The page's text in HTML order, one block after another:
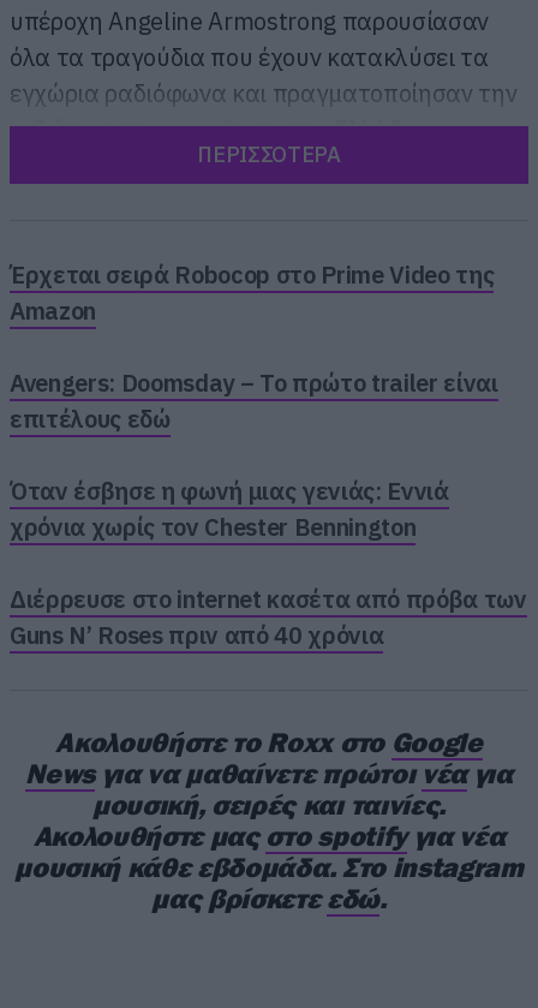
υπέροχη Angeline Armostrong παρουσίασαν
όλα τα τραγούδια που έχουν κατακλύσει τα
εγχώρια ραδιόφωνα και πραγματοποίησαν την
καλύτερη τους εμφάνιση στη Ελλάδα.
για αυτή όταν ανεβαίνει στη σκηνή:
αστείρευτη ενέργεια, ανανεωμένες εκτελέσεις
“Alright”, “Come” κτλ.) και μια άψογη μπάντα
να τη συνοδεύει.
ΠΕΡΙΣΣΟΤΕΡΑ
Έρχεται σειρά Robocop στο Prime Video της
Amazon
Avengers: Doomsday – Το πρώτο trailer είναι
επιτέλους εδώ
Όταν έσβησε η φωνή μιας γενιάς: Εννιά
χρόνια χωρίς τον Chester Bennington
Διέρρευσε στο internet κασέτα από πρόβα των
Guns N’ Roses πριν από 40 χρόνια
Ακολουθήστε το Roxx στο Google
Newsγια να μαθαίνετε πρώτοι νέαγια
μουσική, σειρές και ταινίες.
Ακολουθήστε μαςστο spotifyγια νέα
μουσική κάθε εβδομάδα. Στο instagram
μας βρίσκετεεδώ.